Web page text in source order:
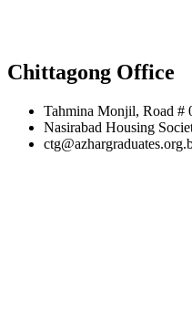
Chittagong Office
Tahmina Monjil, Road #
Nasirabad Housing